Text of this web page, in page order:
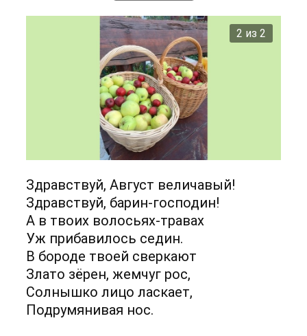
2 из 2
Здравствуй, Август величавый!
Здравствуй, барин-господин!
А в твоих волосьях-травах
Уж прибавилось седин.
В бороде твоей сверкают
Злато зёрен, жемчуг рос,
Солнышко лицо ласкает,
Подрумянивая нос.